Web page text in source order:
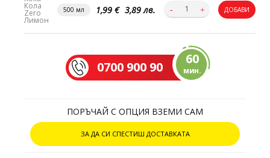
Кола
Zero
Лимон
500 мл 1,99 € 3,89 лв. ДОБАВИ
0700 900 90
60
мин.
ПОРЪЧАЙ С ОПЦИЯ ВЗЕМИ САМ
ЗА ДА СИ СПЕСТИШ ДОСТАВКАТА